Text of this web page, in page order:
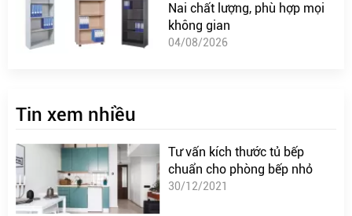
Nai chất lượng, phù hợp mọi
không gian
04/08/2026
Tin xem nhiều
Tư vấn kích thước tủ bếp
chuẩn cho phòng bếp nhỏ
30/12/2021